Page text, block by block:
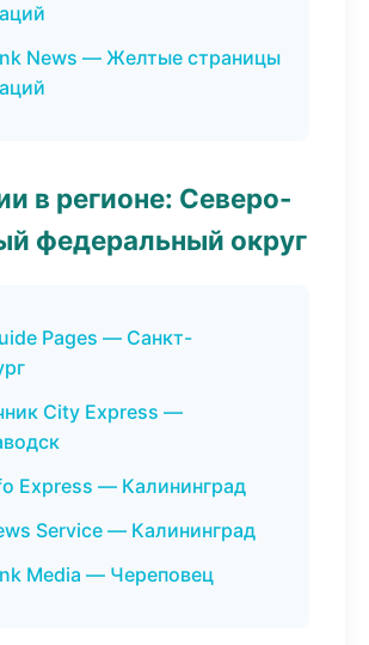
News — Желтые страницы
в регионе: Северо-
федеральный округ
Pages — Санкт-
City Express —
Express — Калининград
Service — Калининград
Media — Череповец